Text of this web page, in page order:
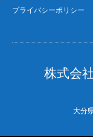
プライバシーポリシー
株式会
大分